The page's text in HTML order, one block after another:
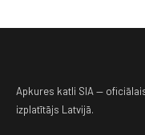
Apkures katli SIA —
izplatītājs Latvijā.